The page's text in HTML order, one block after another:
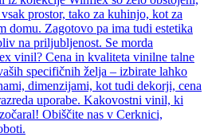
prostor, tako za kuhinjo, kot za
domu. Zagotovo pa ima tudi estetika
na priljubljenost. Se morda
vinil? Cena in kvaliteta vinilne talne
specifičnih želja – izbirate lahko
dimenzijami, kot tudi dekorji, cena
uporabe. Kakovostni vinil, ki
Obiščite nas v Cerknici,